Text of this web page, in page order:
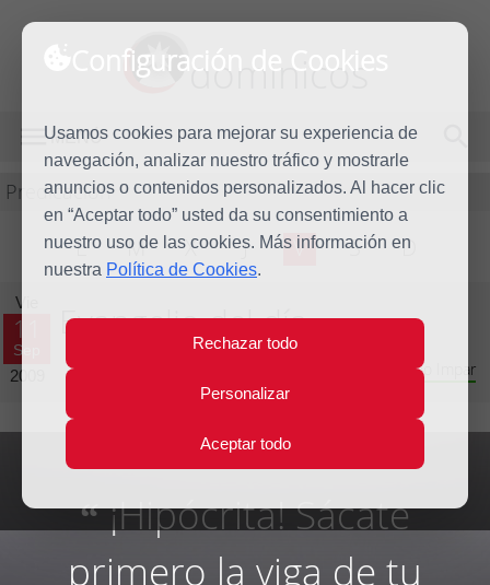
Configuración de Cookies
Usamos cookies para mejorar su experiencia de
navegación, analizar nuestro tráfico y mostrarle
anuncios o contenidos personalizados. Al hacer clic
en “Aceptar todo” usted da su consentimiento a
nuestro uso de las cookies. Más información en
nuestra Política de Cookies.
Rechazar todo
Personalizar
Aceptar todo
dominicos
MENÚ
Predicación
L M X J V S D
Vie
11
Sep
2009
Evangelio del día
Vigésimo tercera Semana del Tiempo Ordinario - Año Impar
“¡Hipócrita! Sácate
primero la viga de tu